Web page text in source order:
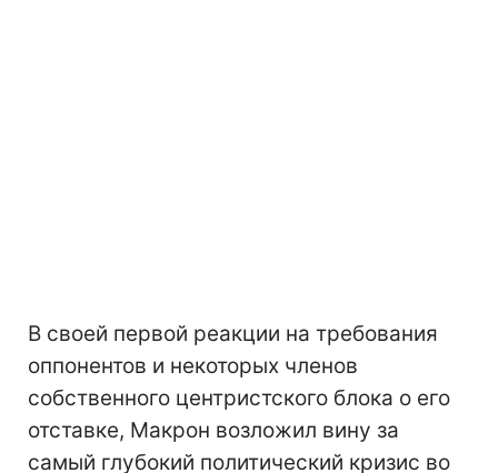
В своей первой реакции на требования
оппонентов и некоторых членов
собственного центристского блока о его
отставке, Макрон возложил вину за
самый глубокий политический кризис во